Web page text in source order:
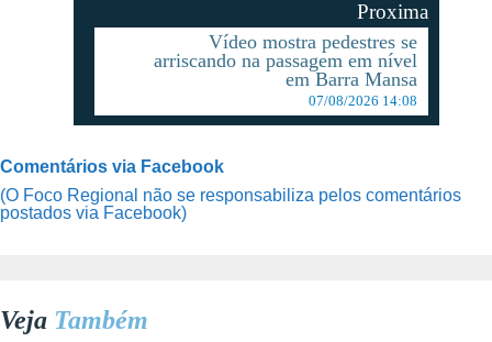
Proxima
Vídeo mostra pedestres se
arriscando na passagem em nível
em Barra Mansa
07/08/2026 14:08
Comentários via Facebook
(O Foco Regional não se responsabiliza pelos comentários
postados via Facebook)
Veja Também